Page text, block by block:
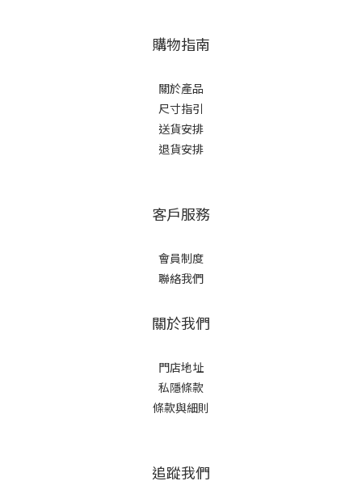
購物指南
關於產品
尺寸指引
送貨安排
退貨安排
客戶服務
會員制度
聯絡我們
關於我們
門店地址
私隱條款
條款與細則
追蹤我們